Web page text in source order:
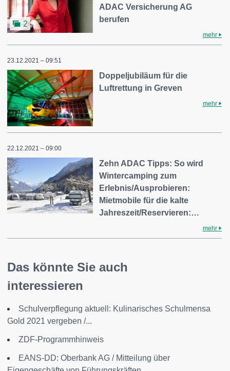
2
ADAC Versicherung AG
berufen
mehr
23.12.2021 – 09:51
Doppeljubiläum für die
Luftrettung in Greven
mehr
22.12.2021 – 09:00
Zehn ADAC Tipps: So wird
Wintercamping zum
Erlebnis/Ausprobieren:
Mietmobile für die kalte
Jahreszeit/Reservieren:…
mehr
Das könnte Sie auch
interessieren
Schulverpflegung aktuell: Kulinarisches Schulmensa
Gold 2021 vergeben /...
ZDF-Programmhinweis
EANS-DD: Oberbank AG / Mitteilung über